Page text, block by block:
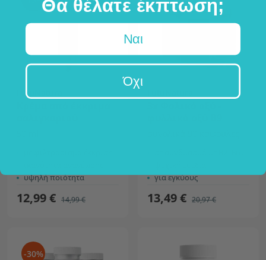
FutuNatura
υψηλή ποιότητα
12,99 € 14,99 €
για εγκύους
13,49 € 20,97 €
-30%
Θα θέλατε έκπτωση;
Ναι
Όχι